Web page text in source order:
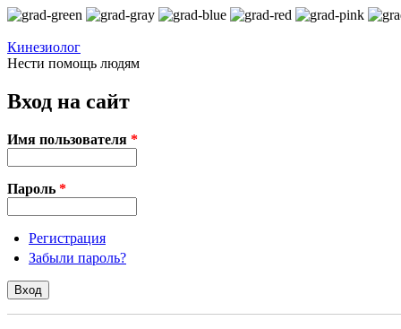
Перейти к основному содержанию
Кинезиолог
Нести помощь людям
Вход на сайт
Имя пользователя *
Пароль *
Регистрация
Забыли пароль?